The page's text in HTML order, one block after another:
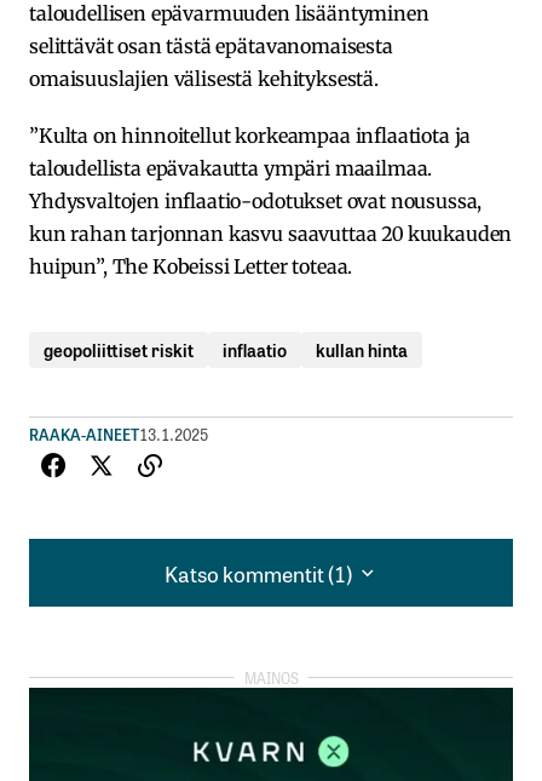
taloudellisen epävarmuuden lisääntyminen
selittävät osan tästä epätavanomaisesta
omaisuuslajien välisestä kehityksestä.
”Kulta on hinnoitellut korkeampaa inflaatiota ja
taloudellista epävakautta ympäri maailmaa.
Yhdysvaltojen inflaatio-odotukset ovat nousussa,
kun rahan tarjonnan kasvu saavuttaa 20 kuukauden
huipun”, The Kobeissi Letter toteaa.
geopoliittiset riskit inflaatio kullan hinta
RAAKA-AINEET13.1.2025
Katso kommentit (1)
Katso kommentit (1)
jopa niin, että joku suurista keskuspankeista
ääritapauksessa jopa varautuu kultakantaan tai
yhdistelmään kulta+jotain muuta valuutan arvon